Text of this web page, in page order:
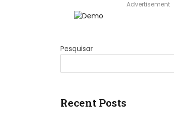
Advertisement
Pesquisar
Recent Posts